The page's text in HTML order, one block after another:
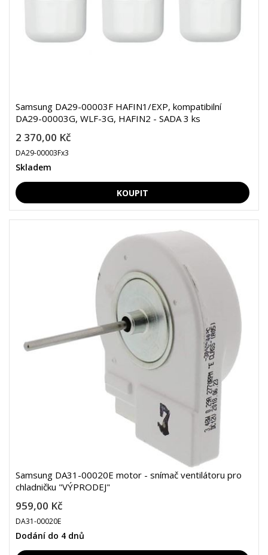
Samsung DA29-00003F HAFIN1/EXP, kompatibilní
DA29-00003G, WLF-3G, HAFIN2 - SADA 3 ks
2 370,00 Kč
DA29-00003Fx3
Skladem
Samsung DA31-00020E motor - snímač ventilátoru pro
chladničku "VÝPRODEJ"
959,00 Kč
DA31-00020E
Dodání do 4 dnů